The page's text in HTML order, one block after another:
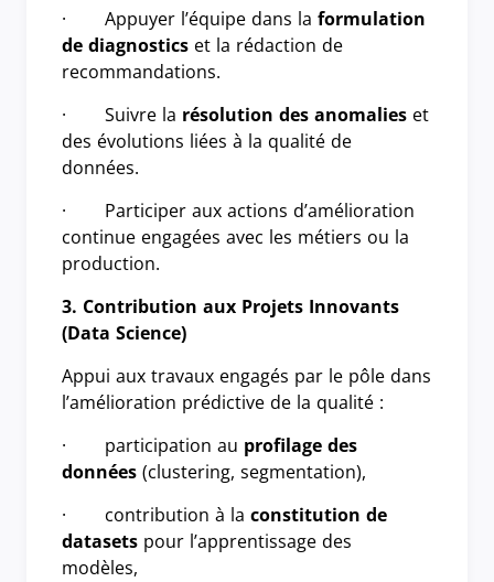
· Appuyer l’équipe dans la formulation
de diagnostics et la rédaction de
recommandations.
· Suivre la résolution des anomalies et
des évolutions liées à la qualité de
données.
· Participer aux actions d’amélioration
continue engagées avec les métiers ou la
production.
3. Contribution aux Projets Innovants
(Data Science)
Appui aux travaux engagés par le pôle dans
l’amélioration prédictive de la qualité :
· participation au profilage des
données (clustering, segmentation),
· contribution à la constitution de
datasets pour l’apprentissage des
modèles,